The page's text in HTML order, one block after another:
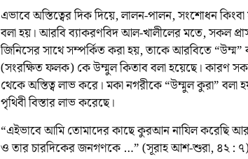
এভাবে অস্তিত্বের দিক দিয়ে, লালন-পালন, সংশোধন
বলা হয়। আরবি ব্যাকরণবিদ আল-খালীলের মতে, সকল
জিনিসের সাথে সম্পর্কিত করা হয়, তাকে আরবিতে
(সংরক্ষিত ফলক) কে উম্মুল কিতাব বলা হয়েছে। কারণ
থেকে অস্তিত্ব লাভ করে। মকা নগরীকে “উম্মুল কুরা” বলা
পৃথিবী বিস্তার লাভ করেছে।
“এইভাবে আমি তোমাদের কাছে কুরআন নাযিল করেছি
ও তার চারদিকের জনগণকে …” (সূরাহ আশ-শুরা, ৪২ :